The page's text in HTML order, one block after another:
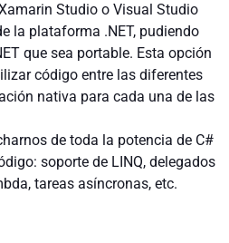
Studio o Visual Studio
la plataforma .NET, pudiendo
que sea portable. Esta opción
código entre las diferentes
nativa para cada una de las
de toda la potencia de C#
soporte de LINQ, delegados
tareas asíncronas, etc.